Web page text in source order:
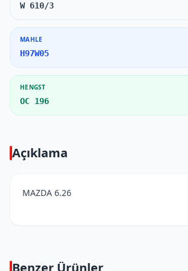
W 610/3
MAHLE
H97W05
HENGST
OC 196
Açıklama
MAZDA 6.26
Benzer Ürünler